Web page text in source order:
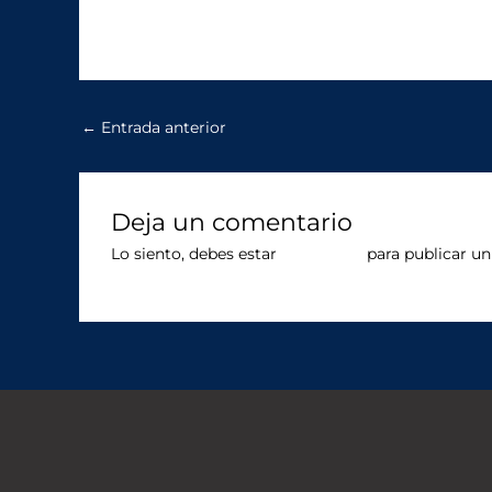
← Entrada anterior
Deja un comentario
Lo siento, debes estar para publicar